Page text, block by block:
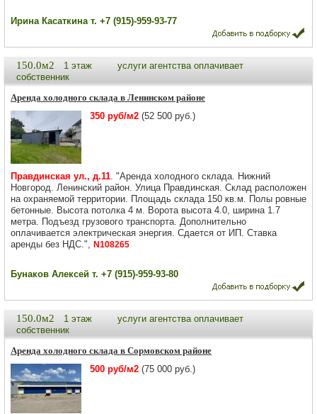
Ирина Касаткина т. +7 (915)-959-93-77
150.0м2 1 этаж
услуги агентства оплачивает
собственник
Аренда холодного склада в Ленинском районе
350 руб/м2 (52 500 руб.)
Правдинская ул., д.11. "Аренда холодного склада. Нижний
Новгород. Ленинский район. Улица Правдинская. Склад расположен
на охраняемой территории. Площадь склада 150 кв.м. Полы ровные
бетонные. Высота потолка 4 м. Ворота высота 4.0, ширина 1.7
метра. Подъезд грузового транспорта. Дополнительно
оплачивается электрическая энергия. Сдается от ИП. Ставка
аренды без НДС.", N108265
Бунаков Алексей т. +7 (915)-959-93-80
150.0м2 1 этаж
услуги агентства оплачивает
собственник
Аренда холодного склада в Сормовском районе
500 руб/м2 (75 000 руб.)